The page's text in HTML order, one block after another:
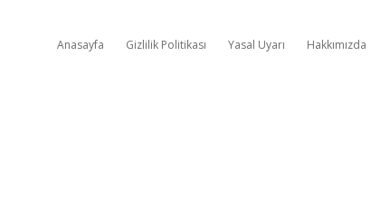
Anasayfa Gizlilik Politikası Yasal Uyarı Hakkımızda